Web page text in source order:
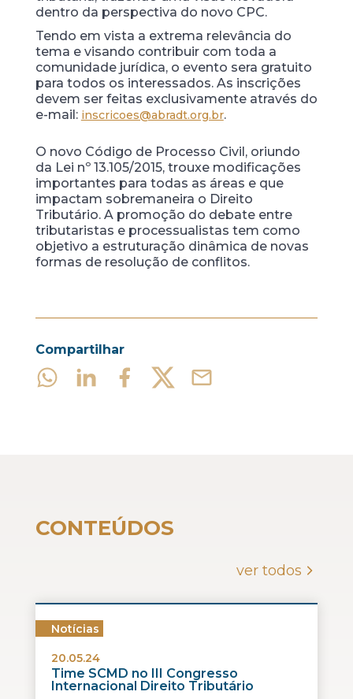
dentro da perspectiva do novo CPC.
Tendo em vista a extrema relevância do
tema e visando contribuir com toda a
comunidade jurídica, o evento sera gratuito
para todos os interessados. As inscrições
devem ser feitas exclusivamente através do
e-mail: inscricoes@abradt.org.br.
O novo Código de Processo Civil, oriundo
da Lei nº 13.105/2015, trouxe modificações
importantes para todas as áreas e que
impactam sobremaneira o Direito
Tributário. A promoção do debate entre
tributaristas e processualistas tem como
objetivo a estruturação dinâmica de novas
formas de resolução de conflitos.
Compartilhar
CONTEÚDOS
ver todos
Notícias
20.05.24
Time SCMD no III Congresso
Internacional Direito Tributário